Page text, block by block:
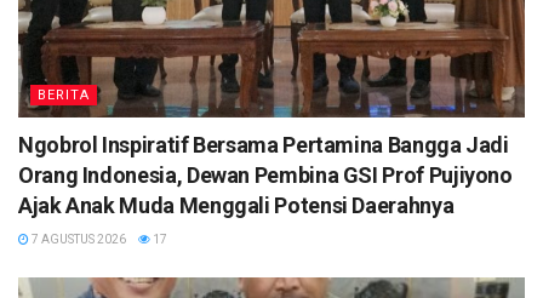
BERITA
Ngobrol Inspiratif Bersama Pertamina Bangga Jadi
Orang Indonesia, Dewan Pembina GSI Prof Pujiyono
Ajak Anak Muda Menggali Potensi Daerahnya
7 AGUSTUS 2026 17